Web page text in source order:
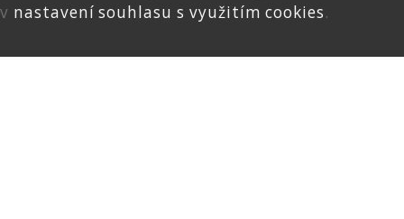
v nastavení souhlasu s využitím cookies.